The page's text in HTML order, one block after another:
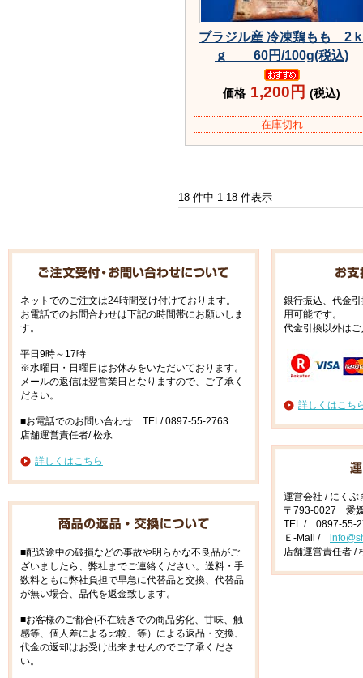
ブラジル産 冷凍鶏もも 2
ｇ 60円/100g(税込)
価格 1,200円 (税込)
在庫切れ
18 件中 1-18 件表示
ネットでのご注文は24時間受け付けております。
お電話でのお問合わせは下記の時間帯にお願いしま
す。
平日9時～17時
※水曜日・日曜日はお休みをいただいております。
メールの返信は翌営業日となりますので、ご了承く
ださい。
■お電話でのお問い合わせ TEL/ 0897-55-2763
店舗運営責任者/ 松永
詳しくはこちら
■配送途中の破損などの事故や明らかな不良品がご
ざいましたら、弊社までご連絡ください。送料・手
数料ともに弊社負担で早急に代替品と交換、代替品
が無い場合、品代を返金致します。
■お客様のご都合(不在続きでの商品劣化、甘味、触
感等、個人差による比較、等）による返品・交換、
代金の返却はお受け出来ませんのでご了承くださ
い。
銀行振込、代金
用可能です。
代金引換以外は
詳しくはこち
運営会社 / にくぶ
〒793-0027 愛
TEL / 0897-55-
Ｅ-Mail /
店舗運営責任者 /